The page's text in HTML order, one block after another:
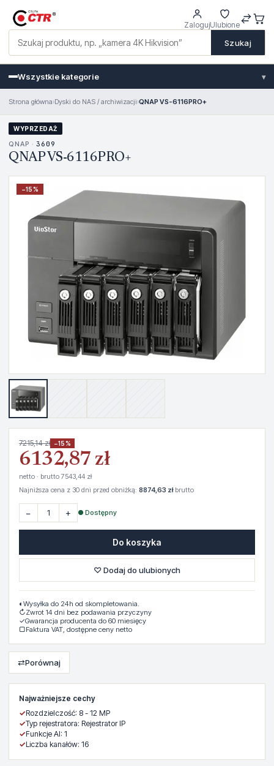
Szukaj
ZalogujUlubione
Wszystkie kategorie ▾
Strona główna›Dyski do NAS / archiwizacji›QNAP VS-6116PRO+
WYPRZEDAŻ
QNAP · 3609
QNAP VS-6116PRO+
−15%
Najważniejsze cechy
✓Rozdzielczość: 8 - 12 MP
✓Typ rejestratora: Rejestrator IP
✓Funkcje AI: 1
✓Liczba kanałów: 16
7215,14 zł −15%
6132,87 zł
netto · brutto 7543,44 zł
Najniższa cena z 30 dni przed obniżką: 8874,63 złbrutto
− + ● Dostępny
Do koszyka
♡ Dodaj do ulubionych
◐ Wysyłka do 24h od skompletowania.
↻Zwrot 14 dni bez podawania przyczyny
✓Gwarancja producenta do 60 miesięcy
▢Faktura VAT, dostępne ceny netto
⇄Porównaj